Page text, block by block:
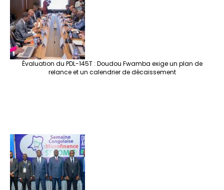
Évaluation du PDL-145T : Doudou Fwamba exige un plan de
relance et un calendrier de décaissement